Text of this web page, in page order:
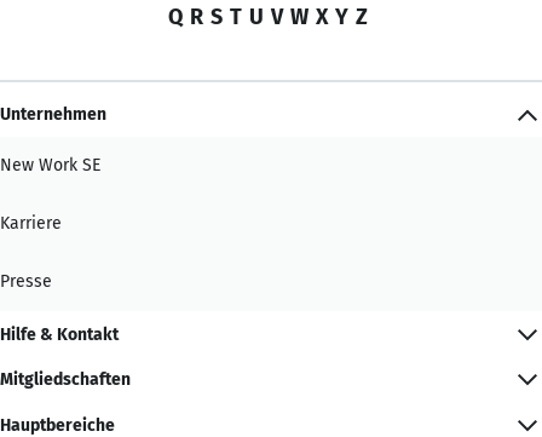
Q R S T U V W X Y Z
Unternehmen
New Work SE
Karriere
Presse
Hilfe & Kontakt
Mitgliedschaften
Hauptbereiche